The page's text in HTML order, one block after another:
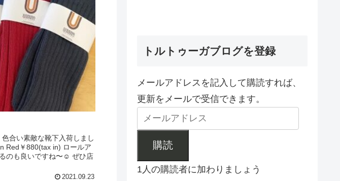
合い素敵な靴下入荷しまし
Red￥880(tax in) ロールア
のも良いですね〜☺︎︎︎︎ ぜひ店
2021.09.23
トルトゥーガブログを登録
メールアドレスを記入して購読すれば、
更新をメールで受信できます。
購読
1人の購読者に加わりましょう